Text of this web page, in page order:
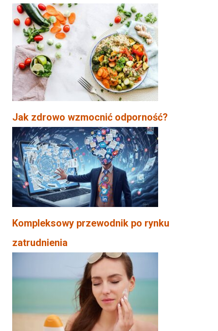
Jak zdrowo wzmocnić odporność?
Kompleksowy przewodnik po rynku
zatrudnienia